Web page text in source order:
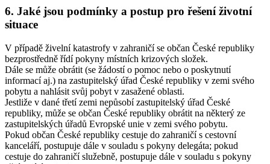
6. Jaké jsou podmínky a postup pro řešení životní
situace
V případě živelní katastrofy v zahraničí se občan České republiky
bezprostředně řídí pokyny místních krizových složek.
Dále se může obrátit (se žádostí o pomoc nebo o poskytnutí
informací aj.) na zastupitelský úřad České republiky v zemi svého
pobytu a nahlásit svůj pobyt v zasažené oblasti.
Jestliže v dané třetí zemi nepůsobí zastupitelský úřad České
republiky, může se občan České republiky obrátit na některý ze
zastupitelských úřadů Evropské unie v zemi svého pobytu.
Pokud občan České republiky cestuje do zahraničí s cestovní
kanceláří, postupuje dále v souladu s pokyny delegáta; pokud
cestuje do zahraničí služebně, postupuje dále v souladu s pokyny